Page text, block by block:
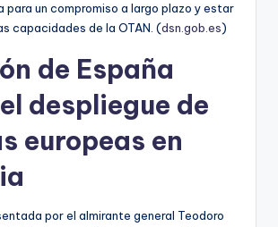
para un compromiso a largo plazo y estar
capacidades de la OTAN. (dsn.gob.es)
de España
despliegue de
europeas en
por el almirante general Teodoro